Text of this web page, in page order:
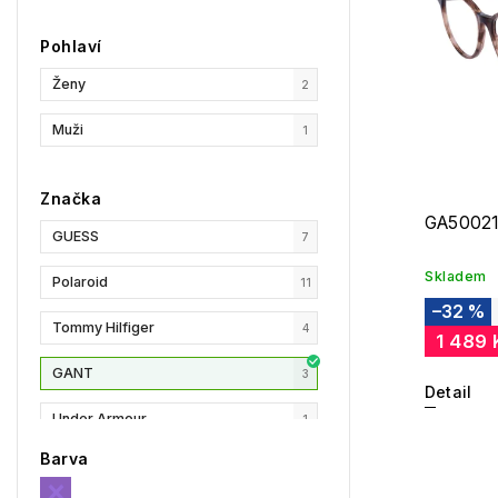
Pohlaví
Ženy 2
Muži 1
Značka
GUESS 7
Polaroid 11
Tommy Hilfiger 4
GANT 3
Under Armour 1
Privé Revaux
Barva
Skladem
–32 %
1 489
Detail